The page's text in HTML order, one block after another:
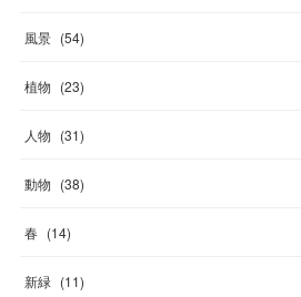
風景 (54)
植物 (23)
人物 (31)
動物 (38)
春 (14)
新緑 (11)